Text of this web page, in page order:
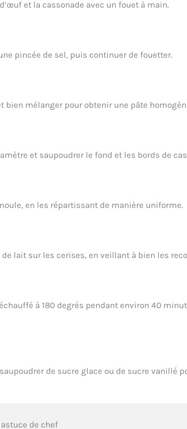
et la cassonade avec un fouet à main.
pincée de sel, puis continuer de fouetter.
bien mélanger pour obtenir une pâte
et saupoudrer le fond et les bords de
en les répartissant de manière uniforme.
lait sur les cerises, en veillant à bien les
à 180 degrés pendant environ 40
de sucre glace ou de sucre vanillé
de chef